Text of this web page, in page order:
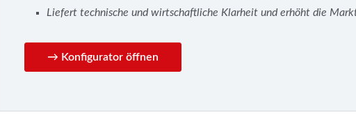
Liefert technische und wirtschaftliche Klarheit und erhöht die
→ Konfigurator öffnen